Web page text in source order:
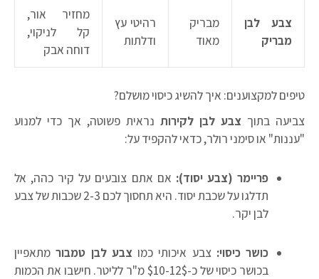
צבע לבן
מבריק
מבריק
מאוד
רהיטי עץ
ודלתות
מחזיר אור,
קל לניקוי,
דוחה אבק
טיפים למקצוענים: איך להשיג כיסוי מושלם?
צביעה בתוך צבע לבן לקירותנראית פשוטה, אך כדי למנוע
"עננות" או סימני רולר, כדאי להקפיד על:
פריימר (צבע יסוד): אם אתם צובעים על קיר כהה, אל
תדלגו על שכבת יסוד. היא תחסוך לכם 2-3 שכבות של צבע
לבן יקר.
כושר כיסוי: צבע איכותי כמו צבע לבן טמבורמתאפיין
בכושר כיסוי של כ-$10-12$מ"ר לליטר. חישבו את הכמות